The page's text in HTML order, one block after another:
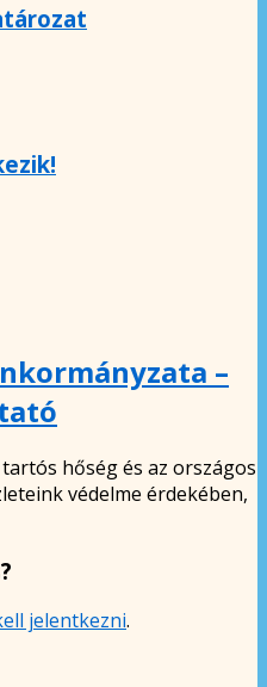
–
hőség és az országos
védelme érdekében,
jelentkezni.